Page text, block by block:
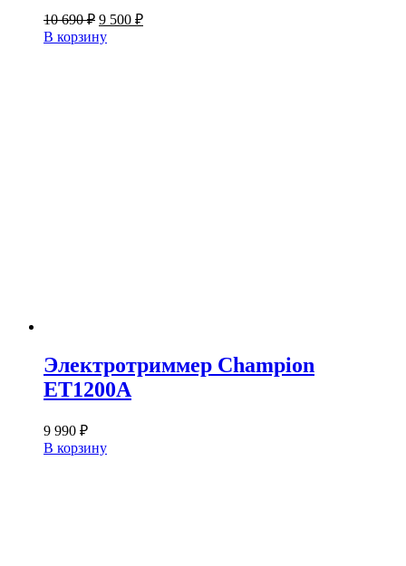
10 690₽ Первоначальная
цена
составляла
9 500 ₽Текущая
В корзину
Электротриммер Champion
ET1200A
9 990 ₽
В корзину